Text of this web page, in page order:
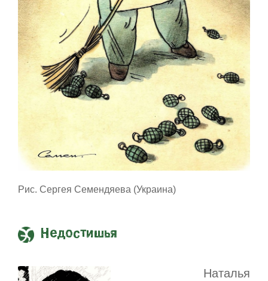
Рис. Сергея Семендяева (Украина)
Недостишья
Наталья